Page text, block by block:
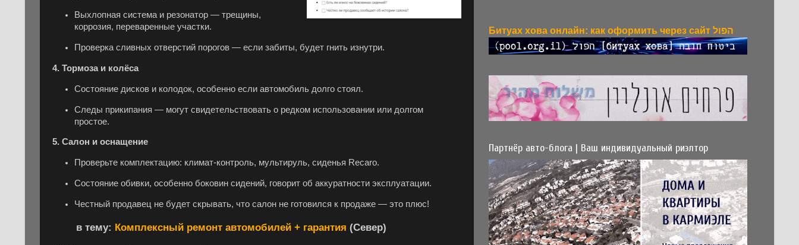
Выхлопная система и резонатор — трещины,
коррозия, переваренные участки.
Проверка сливных отверстий порогов — если забиты, будет гнить изнутри.
4. Тормоза и колёса
Состояние дисков и колодок, особенно если автомобиль долго стоял.
Следы прикипания — могут свидетельствовать о редком использовании или долгом
простое.
5. Салон и оснащение
Проверьте комплектацию: климат-контроль, мультируль, сиденья Recaro.
Состояние обивки, особенно боковин сидений, говорит об аккуратности эксплуатации.
Честный продавец не будет скрывать, что салон не готовился к продаже — это плюс!
в тему: Комплексный ремонт автомобилей + гарантия (Север)
Битуах хова онлайн: как оформить через сайт הפול
Партнёр авто-блога | Ваш индивидуальный риэлтор